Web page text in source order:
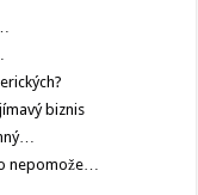
biznis
nepomože…